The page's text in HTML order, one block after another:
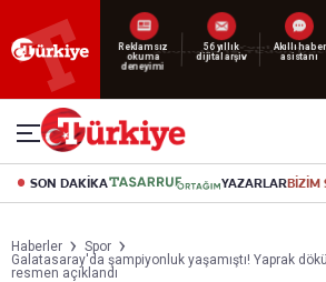
Reklamsız
okuma
deneyimi
56 yıllık
dijital arşiv
Akıllı haber
asistanı
SON DAKİKA YAZARLARBİZİM
Haberler
Spor
Galatasaray'da şampiyonluk yaşamıştı! Yaprak
resmen açıklandı